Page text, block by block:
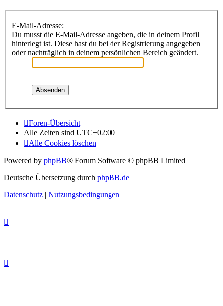
E-Mail-Adresse:
Du musst die E-Mail-Adresse angeben, die in deinem Profil
hinterlegt ist. Diese hast du bei der Registrierung angegeben
oder nachträglich in deinem persönlichen Bereich geändert.
Foren-Übersicht
Alle Zeiten sind UTC+02:00
Alle Cookies löschen
Powered by phpBB® Forum Software © phpBB Limited
Deutsche Übersetzung durch phpBB.de
Datenschutz | Nutzungsbedingungen